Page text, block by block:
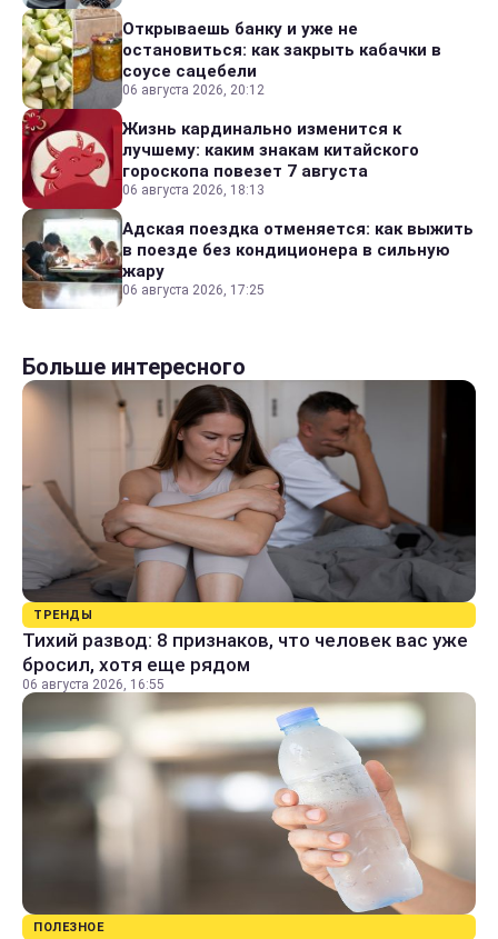
Открываешь банку и уже не
остановиться: как закрыть кабачки в
соусе сацебели
06 августа 2026, 20:12
Жизнь кардинально изменится к
лучшему: каким знакам китайского
гороскопа повезет 7 августа
06 августа 2026, 18:13
Адская поездка отменяется: как выжить
в поезде без кондиционера в сильную
жару
06 августа 2026, 17:25
Больше интересного
ТРЕНДЫ
Тихий развод: 8 признаков, что человек вас уже
бросил, хотя еще рядом
06 августа 2026, 16:55
ПОЛЕЗНОЕ